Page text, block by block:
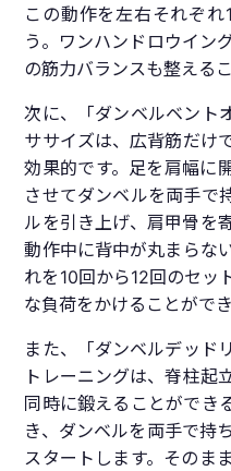
この動作を左右それぞ
う。ワンハンドロウイン
の筋力バランスも整える
次に、「ダンベルベント
ササイズは、広背筋だけ
効果的です。足を肩幅に
させてダンベルを両手で
ルを引き上げ、肩甲骨を
動作中に背中が丸まらな
れを10回から12回のセッ
な負荷をかけることができ
また、「ダンベルデッド
トレーニングは、脊柱起
同時に鍛えることができ
き、ダンベルを両手で持
スタートします。そのま